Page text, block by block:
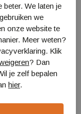
Maharadja
PSX4
beter. We laten je
we
onze website te
Meer weten?
Klik
? Dan
je zelf bepalen
hier.